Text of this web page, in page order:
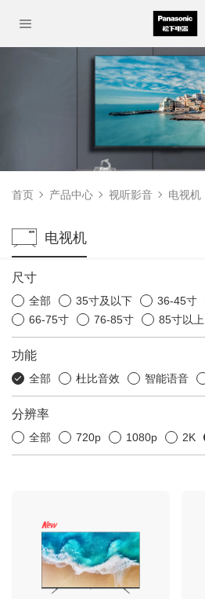
首页 产品中心 视听影音 电视机
电视机
尺寸
全部 35寸及以下 36-45寸
66-75寸
76-85寸 85寸以上
功能
全部 杜比音效 智能语音
分辨率
全部 720p 1080p 2K